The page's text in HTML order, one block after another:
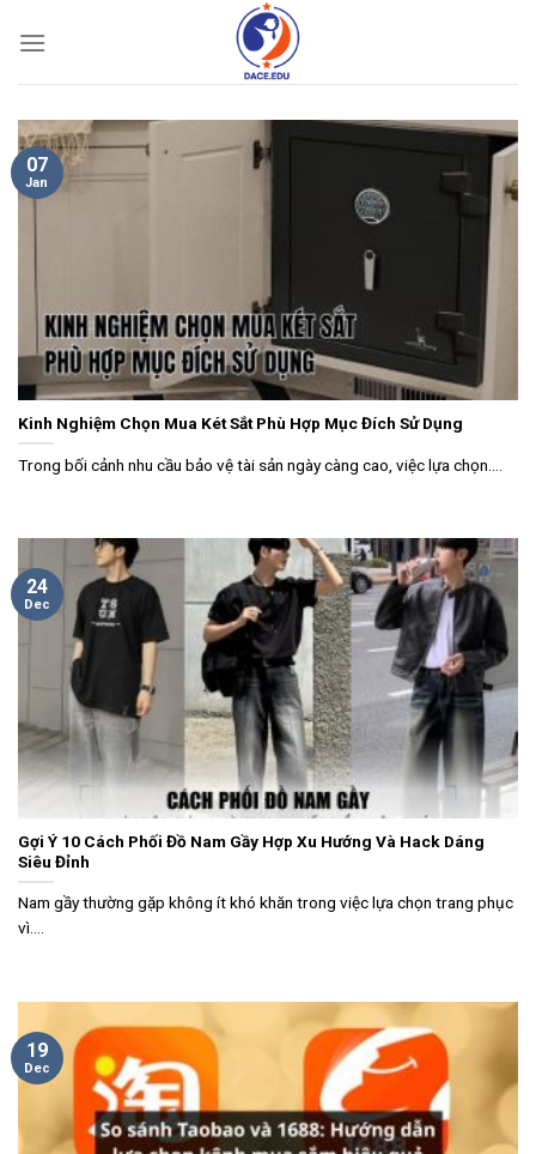
Kinh Nghiệm Chọn Mua Két Sắt Phù Hợp Mục Đích Sử Dụng
Trong bối cảnh nhu cầu bảo vệ tài sản ngày càng cao, việc lựa chọn....
07
Jan
Gợi Ý 10 Cách Phối Đồ Nam Gầy Hợp Xu Hướng Và Hack Dáng
Siêu Đỉnh
Nam gầy thường gặp không ít khó khăn trong việc lựa chọn trang phục
vì....
24
Dec
19
Dec